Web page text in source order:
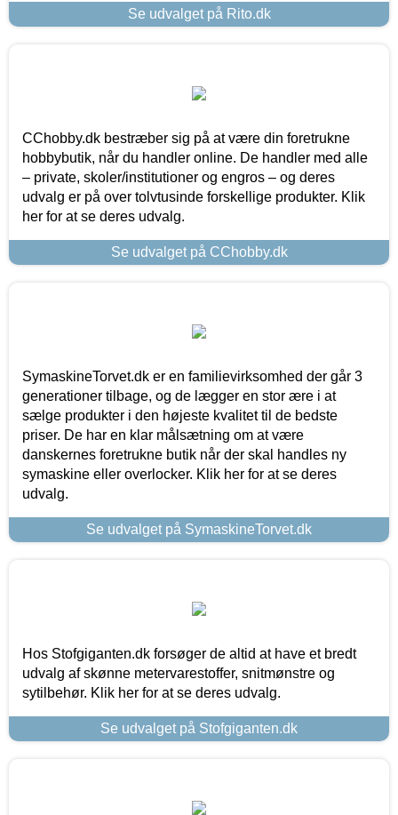
Se udvalget på Rito.dk
CChobby.dk bestræber sig på at være din foretrukne
hobbybutik, når du handler online. De handler med alle
– private, skoler/institutioner og engros – og deres
udvalg er på over tolvtusinde forskellige produkter. Klik
her for at se deres udvalg.
Se udvalget på CChobby.dk
SymaskineTorvet.dk er en familievirksomhed der går 3
generationer tilbage, og de lægger en stor ære i at
sælge produkter i den højeste kvalitet til de bedste
priser. De har en klar målsætning om at være
danskernes foretrukne butik når der skal handles ny
symaskine eller overlocker. Klik her for at se deres
udvalg.
Se udvalget på SymaskineTorvet.dk
Hos Stofgiganten.dk forsøger de altid at have et bredt
udvalg af skønne metervarestoffer, snitmønstre og
sytilbehør. Klik her for at se deres udvalg.
Se udvalget på Stofgiganten.dk